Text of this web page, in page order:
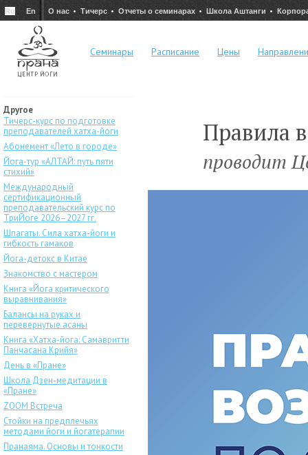
Ru En О нас Тичерс Отчеты о семинарах Школа Аштанги
Семинары Расписание Цены
Другое
Тичерс-курс по подготовке
преподавателей хатха-йоги
Абонемент «Лето в городе»
Йога-тур «АЛТАЙ: путь пяти
стихий»
Международный
сертификационный
преподавательский курс по
ТриЙоге 2026–2027 гг.
Шпагаты. Сила хатха-йоги и
гибкость гамаков
Йога-детокс в Китае
Знакомство с мастером
Книга «Йога критического
выравнивания»
Балансы на руках и
перевернутые асаны
Книга «Хатха-йога: Самавритти
Панчасана Крийя»
День в «Пране»
Школа Дзен-медитации в
«Пране»
ZOOM Встреча
Стойки на предплечьях
методами йоги и йогатерапии
Пранаяма. Основы и тонкости
Правила
проводит